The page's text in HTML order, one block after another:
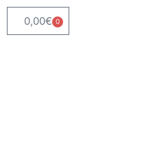
0,00€ 0
Carrito